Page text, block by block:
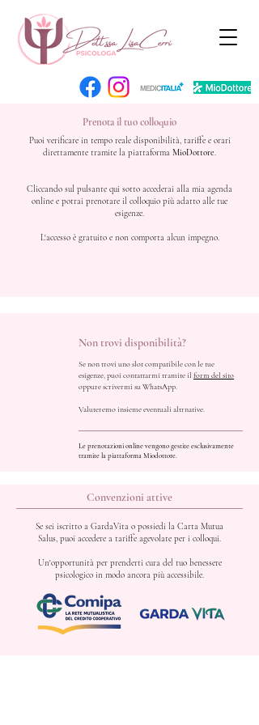
Prenota il tuo colloquio
Puoi verificare in tempo reale disponibilità, tariffe e orari
direttamente tramite la piattaforma MioDottore.
Cliccando sul pulsante qui sotto accederai alla mia agenda
online e potrai prenotare il colloquio più adatto alle tue
esigenze.
L'accesso è gratuito e non comporta alcun impegno.
Non trovi disponibilità?
Se non trovi uno slot compatibile con le tue
esigenze, puoi contattarmi tramite il form del sito
oppure scrivermi su WhatsApp.
Valuteremo insieme eventuali altrnative.
Le prenotazioni online vengono gestite esclusivamente
tramite la piattaforma Miodottore.
Convenzioni attive
Se sei iscritto a GardaVita o possiedi la Carta Mutua
Salus, puoi accedere a tariffe agevolate per i colloqui.
Un'opportunità per prenderti cura del tuo benessere
psicologico in modo ancora più accessibile.